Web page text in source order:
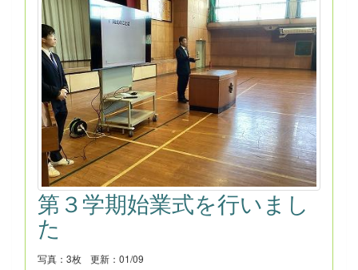
第３学期始業式を行いまし
た
写真：3枚 更新：01/09